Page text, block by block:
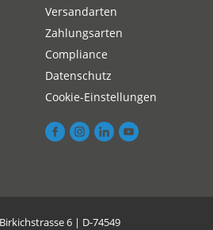
Versandarten
Zahlungsarten
Compliance
Datenschutz
Cookie-Einstellungen
6 | D-74549